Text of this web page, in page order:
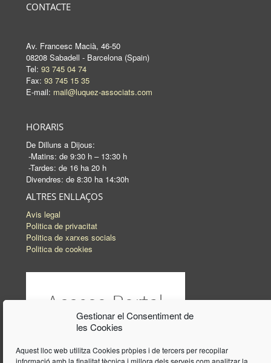
Gestionar el Consentiment de
les Cookies
Aquest lloc web utilitza Cookies pròpies i de tercers per recopilar
informació amb la finalitat tècnica i millora dels serveis com analitzar la
CONTACTE
Av. Francesc Macià, 46-50
08208 Sabadell - Barcelona (Spain)
Tel: 93 745 04 74
Fax: 93 745 15 35
E-mail: mail@luquez-associats.com
HORARIS
De Dilluns a Dijous:
-Matins: de 9:30 h – 13:30 h
-Tardes: de 16 ha 20 h
Divendres: de 8:30 ha 14:30h
ALTRES ENLLAÇOS
Avis legal
Politica de privacitat
Politica de xarxes socials
Politica de cookies